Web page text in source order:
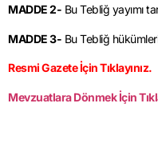
MADDE 2- Bu Tebliğ yayımı
MADDE 3- Bu Tebliğ
Resmi Gazete İçin Tıklayınız.
Mevzuatlara Dönmek İçin